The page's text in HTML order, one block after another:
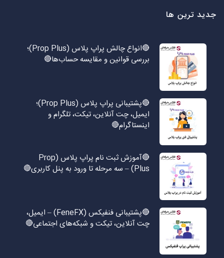
جدید ترین ها
🔴انواع چالش پراپ پلاس (Prop Plus)؛
بررسی قوانین و مقایسه حساب‌ها🔴
🔴پشتیبانی پراپ پلاس (Prop Plus)؛
ایمیل، چت آنلاین، تیکت، تلگرام و
اینستاگرام🔴
🔴آموزش ثبت نام پراپ پلاس (Prop
Plus) – سه مرحله تا ورود به پنل کاربری🔴
🔴پشتیبانی فنفیکس (FeneFX) – ایمیل،
چت آنلاین، تیکت و شبکه‌های اجتماعی🔴